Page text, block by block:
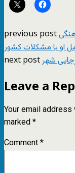
previous post
او با مشکلات کشور
next postشهر
Leave a
Your email
marked*
Comment*